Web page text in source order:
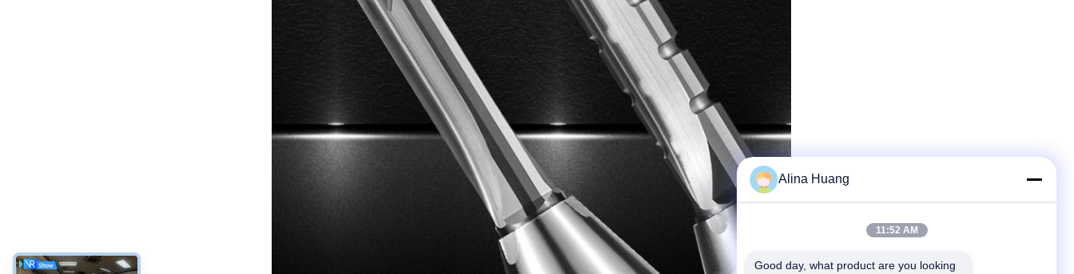
Alina Huang
11:52 AM
Good day, what product are you looking